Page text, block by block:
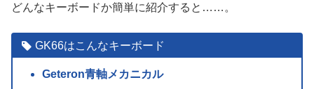
どんなキーボードか簡単に紹介すると……。
GK66はこんなキーボード
Geteron青軸メカニカル